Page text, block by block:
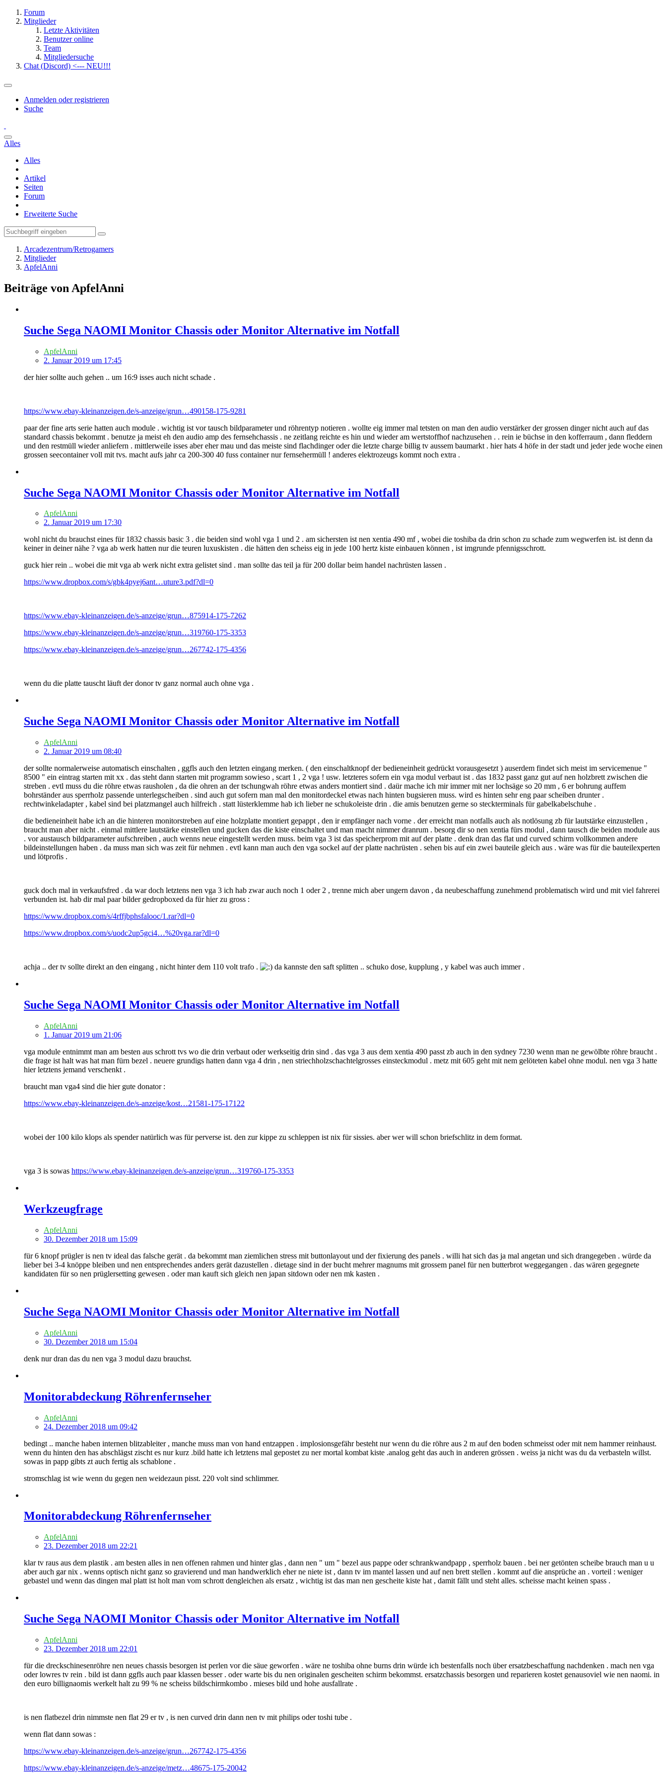
Forum
Mitglieder
Letzte Aktivitäten
Benutzer online
Team
Mitgliedersuche
Chat (Discord) <--- NEU!!!
Anmelden oder registrieren
Suche
Alles
Alles
Artikel
Seiten
Forum
Erweiterte Suche
Arcadezentrum/Retrogamers
Mitglieder
ApfelAnni
Beiträge von ApfelAnni
Suche Sega NAOMI Monitor Chassis oder Monitor Alternative im Notfall
ApfelAnni
2. Januar 2019 um 17:45
der hier sollte auch gehen .. um 16:9 isses auch nicht schade .
https://www.ebay-kleinanzeigen.de/s-anzeige/grun…490158-175-9281
paar der fine arts serie hatten auch module . wichtig ist vor tausch bildparameter und röhrentyp notieren . wollte eig immer mal tetsten on man den audio verstärker der grossen dinger nicht auch auf das
standard chassis bekommt . benutze ja meist eh den audio amp des fernsehchassis . ne zeitlang reichte es hin und wieder am wertstoffhof nachzusehen . . rein ie büchse in den kofferraum , dann fleddern
und den restmüll wieder anliefern . mittlerweile isses aber eher mau und das meiste sind flachdinger oder die letzte charge billig tv aussem baumarkt . hier hats 4 höfe in der stadt und jeder jede woche einen
grossen seecontainer voll mit tvs. macht aufs jahr ca 200-300 40 fuss container nur fernsehermüll ! anderes elektrozeugs kommt noch extra .
Suche Sega NAOMI Monitor Chassis oder Monitor Alternative im Notfall
ApfelAnni
2. Januar 2019 um 17:30
wohl nicht du brauchst eines für 1832 chassis basic 3 . die beiden sind wohl vga 1 und 2 . am sichersten ist nen xentia 490 mf , wobei die toshiba da drin schon zu schade zum wegwerfen ist. ist denn da
keiner in deiner nähe ? vga ab werk hatten nur die teuren luxuskisten . die hätten den scheiss eig in jede 100 hertz kiste einbauen können , ist imgrunde pfennigsschrott.
guck hier rein .. wobei die mit vga ab werk nicht extra gelistet sind . man sollte das teil ja für 200 dollar beim handel nachrüsten lassen .
https://www.dropbox.com/s/gbk4pyej6ant…uture3.pdf?dl=0
https://www.ebay-kleinanzeigen.de/s-anzeige/grun…875914-175-7262
https://www.ebay-kleinanzeigen.de/s-anzeige/grun…319760-175-3353
https://www.ebay-kleinanzeigen.de/s-anzeige/grun…267742-175-4356
wenn du die platte tauscht läuft der donor tv ganz normal auch ohne vga .
Suche Sega NAOMI Monitor Chassis oder Monitor Alternative im Notfall
ApfelAnni
2. Januar 2019 um 08:40
der sollte normalerweise automatisch einschalten , ggfls auch den letzten eingang merken. ( den einschaltknopf der bedieneinheit gedrückt vorausgesetzt ) auserdem findet sich meist im servicemenue "
8500 " ein eintrag starten mit xx . das steht dann starten mit programm sowieso , scart 1 , 2 vga ! usw. letzteres sofern ein vga modul verbaut ist . das 1832 passt ganz gut auf nen holzbrett zwischen die
streben . evtl muss du die röhre etwas rausholen , da die ohren an der tschungwah röhre etwas anders montiert sind . daür mache ich mir immer mit ner lochsäge so 20 mm , 6 er bohrung auffem
bohrständer aus sperrholz passende unterlegscheiben . sind auch gut sofern man mal den monitordeckel etwas nach hinten bugsieren muss. wird es hinten sehr eng paar scheiben drunter .
rechtwinkeladapter , kabel sind bei platzmangel auch hilfreich . statt lüsterklemme hab ich lieber ne schukoleiste drin . die amis benutzen gerne so steckterminals für gabelkabelschuhe .
die bedieneinheit habe ich an die hinteren monitorstreben auf eine holzplatte montiert gepappt , den ir empfänger nach vorne . der erreicht man notfalls auch als notlösung zb für lautstärke einzustellen ,
braucht man aber nicht . einmal mittlere lautstärke einstellen und gucken das die kiste einschaltet und man macht nimmer dranrum . besorg dir so nen xentia fürs modul , dann tausch die beiden module aus
. vor austausch bildparameter aufschreiben , auch wenns neue eingestellt werden muss. beim vga 3 ist das speicherprom mit auf der platte . denk dran das flat und curved schirm vollkommen andere
bildeinstellungen haben . da muss man sich was zeit für nehmen . evtl kann man auch den vga sockel auf der platte nachrüsten . sehen bis auf ein zwei bauteile gleich aus . wäre was für die bauteilexperten
und lötprofis .
guck doch mal in verkaufsfred . da war doch letztens nen vga 3 ich hab zwar auch noch 1 oder 2 , trenne mich aber ungern davon , da neubeschaffung zunehmend problematisch wird und mit viel fahrerei
verbunden ist. hab dir mal paar bilder gedropboxed da für hier zu gross :
https://www.dropbox.com/s/4rffjbphsfalooc/1.rar?dl=0
https://www.dropbox.com/s/uodc2up5gci4…%20vga.rar?dl=0
achja .. der tv sollte direkt an den eingang , nicht hinter dem 110 volt trafo . da kannste den saft splitten .. schuko dose, kupplung , y kabel was auch immer .
Suche Sega NAOMI Monitor Chassis oder Monitor Alternative im Notfall
ApfelAnni
1. Januar 2019 um 21:06
vga module entnimmt man am besten aus schrott tvs wo die drin verbaut oder werkseitig drin sind . das vga 3 aus dem xentia 490 passt zb auch in den sydney 7230 wenn man ne gewölbte röhre braucht .
die frage ist halt was hat man fürn bezel . neuere grundigs hatten dann vga 4 drin , nen striechholzschachtelgrosses einsteckmodul . metz mit 605 geht mit nem gelöteten kabel ohne modul. nen vga 3 hatte
hier letztens jemand verschenkt .
braucht man vga4 sind die hier gute donator :
https://www.ebay-kleinanzeigen.de/s-anzeige/kost…21581-175-17122
wobei der 100 kilo klops als spender natürlich was für perverse ist. den zur kippe zu schleppen ist nix für sissies. aber wer will schon briefschlitz in dem format.
vga 3 is sowas https://www.ebay-kleinanzeigen.de/s-anzeige/grun…319760-175-3353
Werkzeugfrage
ApfelAnni
30. Dezember 2018 um 15:09
für 6 knopf prügler is nen tv ideal das falsche gerät . da bekommt man ziemlichen stress mit buttonlayout und der fixierung des panels . willi hat sich das ja mal angetan und sich drangegeben . würde da
lieber bei 3-4 knöppe bleiben und nen entsprechendes anders gerät dazustellen . dietage sind in der bucht mehrer magnums mit grossem panel für nen butterbrot weggegangen . das wären gegegnete
kandidaten für so nen prüglersetting gewesen . oder man kauft sich gleich nen japan sitdown oder nen mk kasten .
Suche Sega NAOMI Monitor Chassis oder Monitor Alternative im Notfall
ApfelAnni
30. Dezember 2018 um 15:04
denk nur dran das du nen vga 3 modul dazu brauchst.
Monitorabdeckung Röhrenfernseher
ApfelAnni
24. Dezember 2018 um 09:42
bedingt .. manche haben internen blitzableiter , manche muss man von hand entzappen . implosionsgefähr besteht nur wenn du die röhre aus 2 m auf den boden schmeisst oder mit nem hammer reinhaust.
wenn du hinten den has abschlägst zischt es nur kurz .bild hatte ich letztens mal gepostet zu ner mortal kombat kiste .analog geht das auch in anderen grössen . weiss ja nicht was du da verbasteln willst.
sowas in papp gibts zt auch fertig als schablone .
stromschlag ist wie wenn du gegen nen weidezaun pisst. 220 volt sind schlimmer.
Monitorabdeckung Röhrenfernseher
ApfelAnni
23. Dezember 2018 um 22:21
klar tv raus aus dem plastik . am besten alles in nen offenen rahmen und hinter glas , dann nen " um " bezel aus pappe oder schrankwandpapp , sperrholz bauen . bei ner getönten scheibe brauch man u u
aber auch gar nix . wenns optisch nicht ganz so gravierend und man handwerklich eher ne niete ist , dann tv im mantel lassen und auf nen brett stellen . kommt auf die ansprüche an . vorteil : weniger
gebastel und wenn das dingen mal platt ist holt man vom schrott dengleichen als ersatz , wichtig ist das man nen gescheite kiste hat , damit fällt und steht alles. scheisse macht keinen spass .
Suche Sega NAOMI Monitor Chassis oder Monitor Alternative im Notfall
ApfelAnni
23. Dezember 2018 um 22:01
für die dreckschinesenröhre nen neues chassis besorgen ist perlen vor die säue geworfen . wäre ne toshiba ohne burns drin würde ich bestenfalls noch über ersatzbeschaffung nachdenken . mach nen vga
oder lowres tv rein . bild ist dann ggfls auch paar klassen besser . oder warte bis du nen originalen gescheiten schirm bekommst. ersatzchassis besorgen und reparieren kostet genausoviel wie nen naomi. in
den euro billignaomis werkelt halt zu 99 % ne scheiss bildschirmkombo . mieses bild und hohe ausfallrate .
is nen flatbezel drin nimmste nen flat 29 er tv , is nen curved drin dann nen tv mit philips oder toshi tube .
wenn flat dann sowas :
https://www.ebay-kleinanzeigen.de/s-anzeige/grun…267742-175-4356
https://www.ebay-kleinanzeigen.de/s-anzeige/metz…48675-175-20042